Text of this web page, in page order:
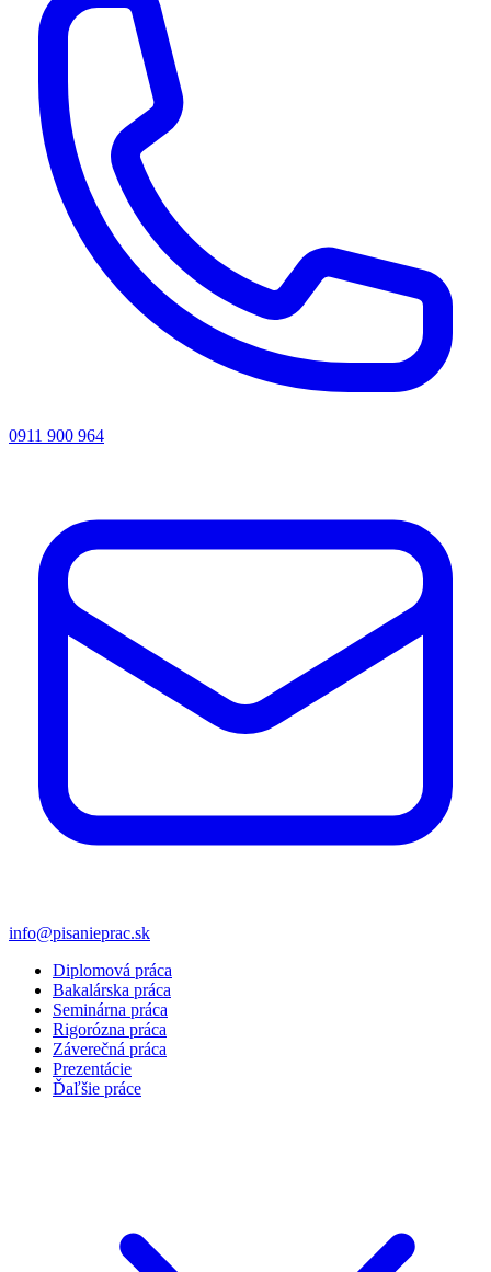
0911 900 964
info@pisanieprac.sk
Diplomová práca
Bakalárska práca
Seminárna práca
Rigorózna práca
Záverečná práca
Prezentácie
Ďaľšie práce